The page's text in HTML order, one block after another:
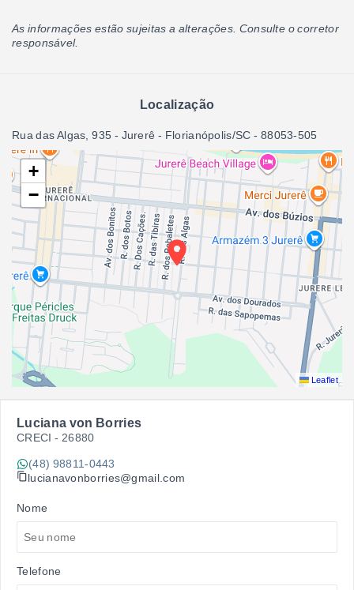
As informações estão sujeitas a alterações. Consulte o corretor
responsável.
Localização
Rua das Algas, 935 - Jurerê - Florianópolis/SC - 88053-505
+
−
Leaflet
Luciana von Borries
CRECI - 26880
(48) 98811-0443
lucianavonborries@gmail.com
Nome
Telefone